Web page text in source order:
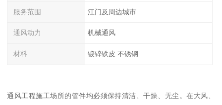
服务范围 江门及周边城市
通风动力 机械通风
材料 镀锌铁皮 不锈钢
通风工程施工场所的管件均必须保持清洁、干燥、无尘。在大风、